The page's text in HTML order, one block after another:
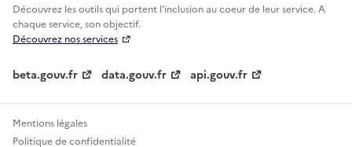
Découvrez les outils qui portent l'inclusion aucoeur de leur service. A
chaque service, son objectif.
Découvrez nos services
beta.gouv.fr data.gouv.fr api.gouv.fr
Mentions légales
Politique de confidentialité